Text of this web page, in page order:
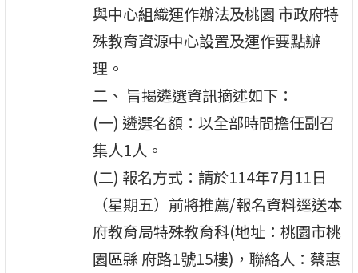
與中心組織運作辦法及桃園 市政府特
殊教育資源中心設置及運作要點辦
理。
二、 旨揭遴選資訊摘述如下：
(一) 遴選名額：以全部時間擔任副召
集人1人。
(二) 報名方式：請於114年7月11日
（星期五）前將推薦/報名資料逕送本
府教育局特殊教育科(地址：桃園市桃
園區縣 府路1號15樓)，聯絡人：蔡惠